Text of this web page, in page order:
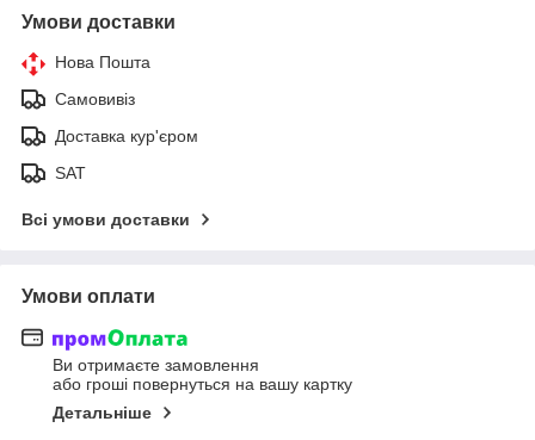
Умови доставки
Нова Пошта
Самовивіз
Доставка кур'єром
SAT
Всі умови доставки
Умови оплати
Ви отримаєте замовлення
або гроші повернуться на вашу картку
Детальніше